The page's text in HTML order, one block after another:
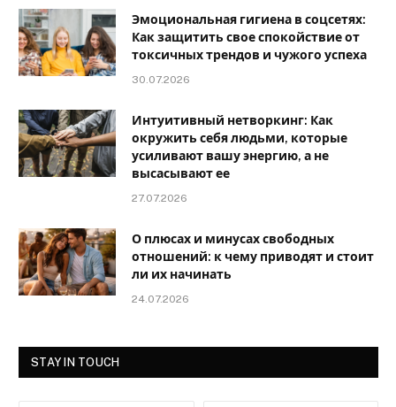
Эмоциональная гигиена в соцсетях:
Как защитить свое спокойствие от
токсичных трендов и чужого успеха
30.07.2026
Интуитивный нетворкинг: Как
окружить себя людьми, которые
усиливают вашу энергию, а не
высасывают ее
27.07.2026
О плюсах и минусах свободных
отношений: к чему приводят и стоит
ли их начинать
24.07.2026
STAY IN TOUCH